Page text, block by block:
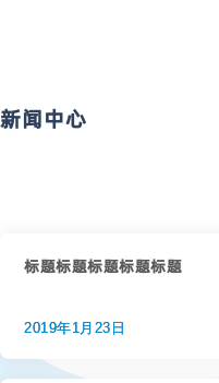
新闻中心
标题标题标题标题标题
2019年1月23日